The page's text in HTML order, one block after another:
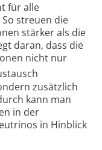
für alle
streuen die
stärker als die
daran, dass die
nicht nur
zusätzlich
kann man
in der
in Hinblick